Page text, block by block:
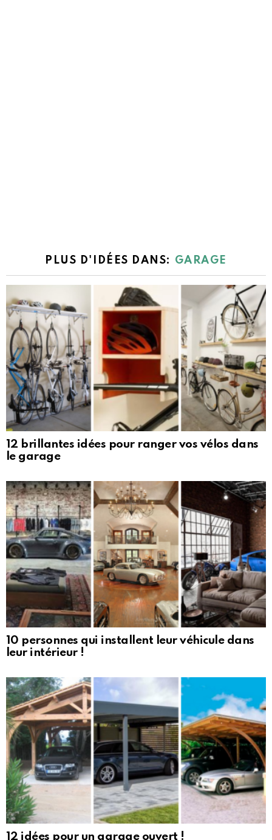
PLUS D'IDÉES DANS: GARAGE
12 brillantes idées pour ranger vos vélos dans
le garage
10 personnes qui installent leur véhicule dans
leur intérieur !
12 idées pour un garage ouvert !